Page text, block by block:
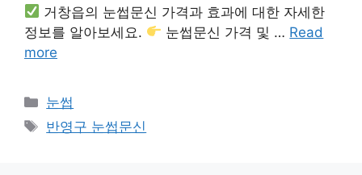
거창읍의 눈썹문신 가격과 효과에 대한 자세한
정보를 알아보세요.
눈썹문신 가격 및 … Read
more
카
테
눈썹
태
반영구 눈썹문신